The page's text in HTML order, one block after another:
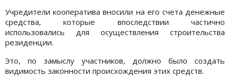
Учредители кооператива вносили на его счета денежные
средства, которые впоследствии частично
использовались для осуществления строительства
резиденции.
Это, по замыслу участников, должно было создать
видимость законности происхождения этих средств.